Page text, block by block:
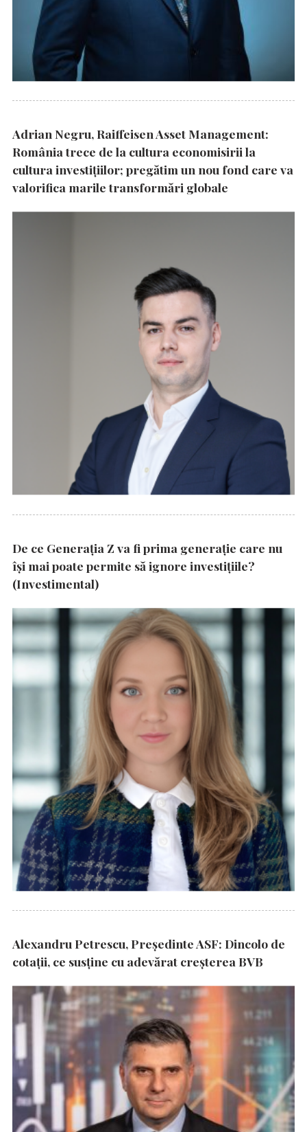
Adrian Negru, Raiffeisen Asset Management:
România trece de la cultura economisirii la
cultura investițiilor; pregătim un nou fond care va
valorifica marile transformări globale
De ce Generația Z va fi prima generație care nu
își mai poate permite să ignore investițiile?
(Investimental)
Alexandru Petrescu, Președinte ASF: Dincolo de
cotații, ce susține cu adevărat creșterea BVB